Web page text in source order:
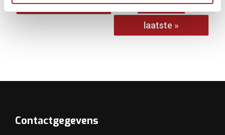
…
volgende ›
laatste »
Contactgegevens